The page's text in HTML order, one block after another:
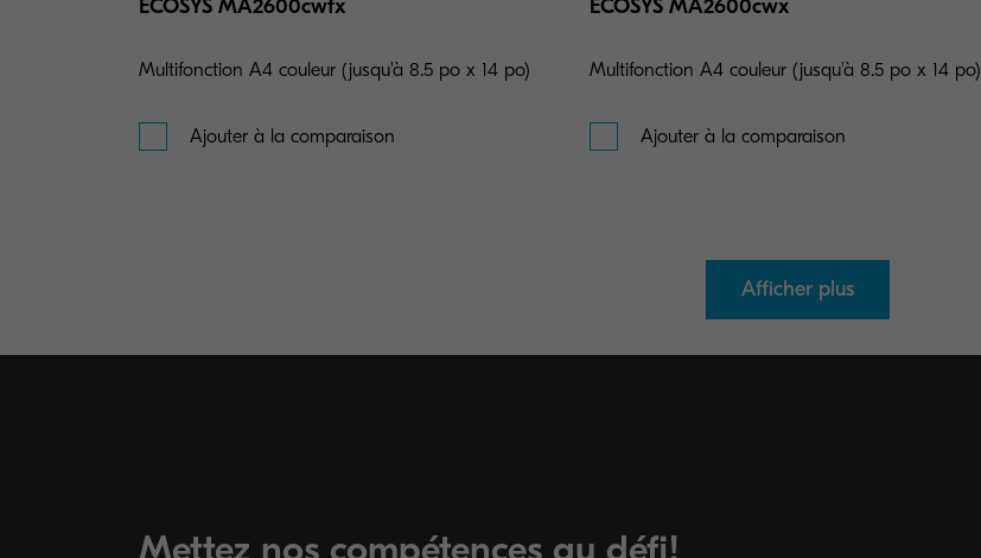
ECOSYS MA2600cwfx
Multifonction A4 couleur (jusqu'à 8.5 po x 14 po)
Ajouter à la comparaison
ECOSYS MA2600cwx
Multifonction A4 couleur (jusqu'à 8.5 po x 14 po)
Ajouter à la comparaison
Afficher plus
Mettez nos compétences au défi!